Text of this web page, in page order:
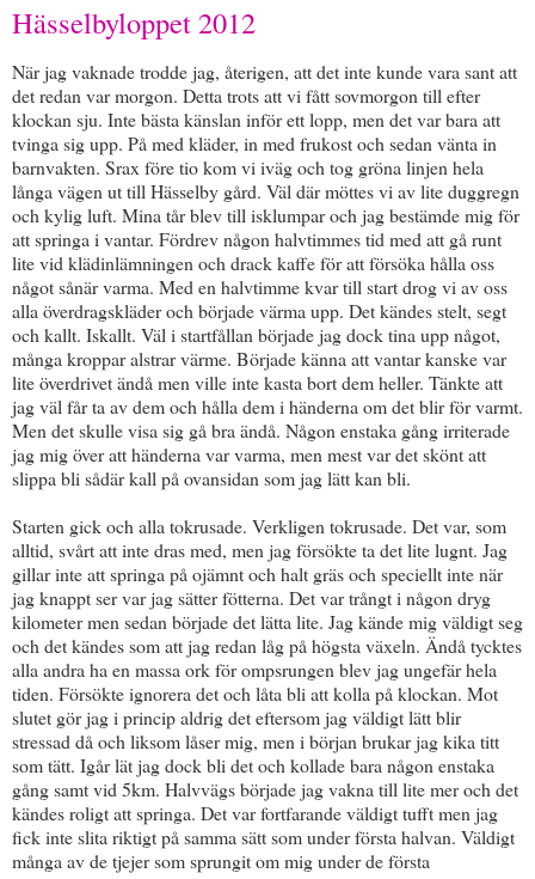
Hässelbyloppet 2012
När jag vaknade trodde jag, återigen, att det inte kunde vara sant att
det redan var morgon. Detta trots att vi fått sovmorgon till efter
klockan sju. Inte bästa känslan inför ett lopp, men det var bara att
tvinga sig upp. På med kläder, in med frukost och sedan vänta in
barnvakten. Srax före tio kom vi iväg och tog gröna linjen hela
långa vägen ut till Hässelby gård. Väl där möttes vi av lite duggregn
och kylig luft. Mina tår blev till isklumpar och jag bestämde mig för
att springa i vantar. Fördrev någon halvtimmes tid med att gå runt
lite vid klädinlämningen och drack kaffe för att försöka hålla oss
något sånär varma. Med en halvtimme kvar till start drog vi av oss
alla överdragskläder och började värma upp. Det kändes stelt, segt
och kallt. Iskallt. Väl i startfållan började jag dock tina upp något,
många kroppar alstrar värme. Började känna att vantar kanske var
lite överdrivet ändå men ville inte kasta bort dem heller. Tänkte att
jag väl får ta av dem och hålla dem i händerna om det blir för varmt.
Men det skulle visa sig gå bra ändå. Någon enstaka gång irriterade
jag mig över att händerna var varma, men mest var det skönt att
slippa bli sådär kall på ovansidan som jag lätt kan bli.
Starten gick och alla tokrusade. Verkligen tokrusade. Det var, som
alltid, svårt att inte dras med, men jag försökte ta det lite lugnt. Jag
gillar inte att springa på ojämnt och halt gräs och speciellt inte när
jag knappt ser var jag sätter fötterna. Det var trångt i någon dryg
kilometer men sedan började det lätta lite. Jag kände mig väldigt seg
och det kändes som att jag redan låg på högsta växeln. Ändå tycktes
alla andra ha en massa ork för ompsrungen blev jag ungefär hela
tiden. Försökte ignorera det och låta bli att kolla på klockan. Mot
slutet gör jag i princip aldrig det eftersom jag väldigt lätt blir
stressad då och liksom låser mig, men i början brukar jag kika titt
som tätt. Igår lät jag dock bli det och kollade bara någon enstaka
gång samt vid 5km. Halvvägs började jag vakna till lite mer och det
kändes roligt att springa. Det var fortfarande väldigt tufft men jag
fick inte slita riktigt på samma sätt som under första halvan. Väldigt
många av de tjejer som sprungit om mig under de första